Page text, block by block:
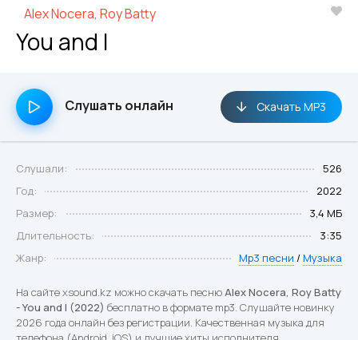
Alex Nocera, Roy Batty
You and I
Слушать онлайн Скачать MP3
Слушали:
526
Год:
2022
Размер:
3,4 МБ
Длительность:
3:35
Жанр:
Mp3 песни / Музыка
На сайте xsound.kz можно скачать песнюAlex Nocera, Roy Batty
- You and I (2022) бесплатно в формате mp3. Слушайте новинку
2026 года онлайн без регистрации. Качественная музыка для